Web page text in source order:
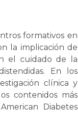
formativos en
la implicación de
el cuidado de la
En los
clínica y
contenidos más
Diabetes